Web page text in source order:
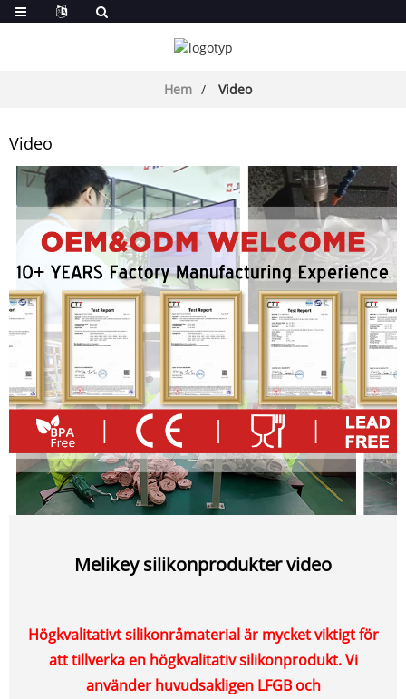
Hem Video
Video
Melikey silikonprodukter video
Högkvalitativt silikonråmaterial är mycket viktigt för
att tillverka en högkvalitativ silikonprodukt. Vi
använder huvudsakligen LFGB och